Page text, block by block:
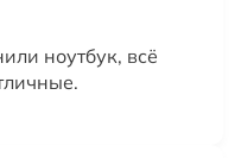
ноутбук, всё